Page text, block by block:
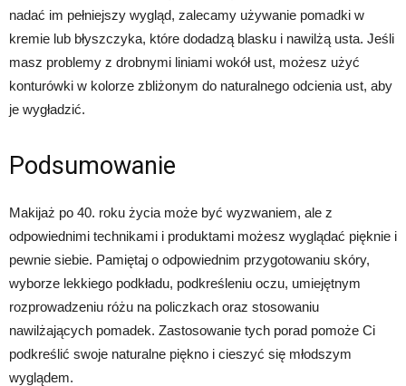
nadać im pełniejszy wygląd, zalecamy używanie pomadki w
kremie lub błyszczyka, które dodadzą blasku i nawilżą usta. Jeśli
masz problemy z drobnymi liniami wokół ust, możesz użyć
konturówki w kolorze zbliżonym do naturalnego odcienia ust, aby
je wygładzić.
Podsumowanie
Makijaż po 40. roku życia może być wyzwaniem, ale z
odpowiednimi technikami i produktami możesz wyglądać pięknie i
pewnie siebie. Pamiętaj o odpowiednim przygotowaniu skóry,
wyborze lekkiego podkładu, podkreśleniu oczu, umiejętnym
rozprowadzeniu różu na policzkach oraz stosowaniu
nawilżających pomadek. Zastosowanie tych porad pomoże Ci
podkreślić swoje naturalne piękno i cieszyć się młodszym
wyglądem.